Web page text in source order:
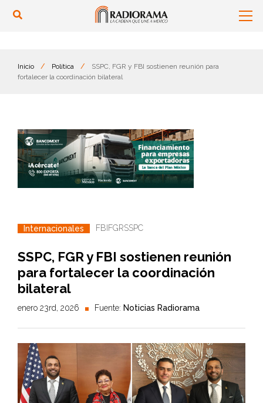
Inicio / Política /
SSPC, FGR y FBI sostienen reunión para
fortalecer la coordinación bilateral
Internacionales FBI FGRSSPC
SSPC, FGR y FBI sostienen reunión
para fortalecer la coordinación
bilateral
enero 23rd, 2026 Fuente: Noticias Radiorama